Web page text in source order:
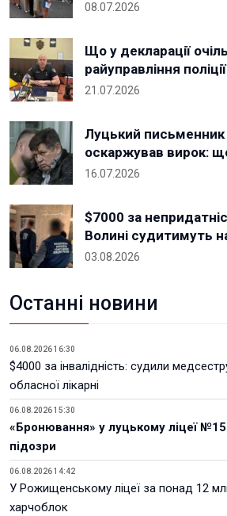
08.07.2026
Що у декларації
райуправління
21.07.2026
Луцький письменник
оскаржував вирок:
16.07.2026
$7000 за
Волині судитимуть
03.08.2026
Останні новини
06.08.2026 16:30
$4000 за інвалідність: судили
обласної лікарні
06.08.2026 15:30
«Бронювання» у луцькому ліцеї
підозри
06.08.2026 14:42
У Рожищенському ліцеї за понад 12
харчоблок